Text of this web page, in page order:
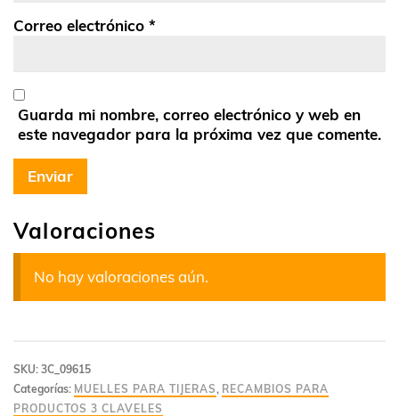
Valoraciones
No hay valoraciones aún.
Correo electrónico *
Guarda mi nombre, correo electrónico y web en
este navegador para la próxima vez que comente.
SKU: 3C_09615
Categorías: MUELLES PARA TIJERAS , RECAMBIOS PARA
PRODUCTOS 3 CLAVELES